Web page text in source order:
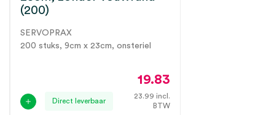
(200)
SERVOPRAX
200 stuks, 9cm x 23cm, onsteriel
Direct leverbaar
19.83
23.99 incl.
BTW